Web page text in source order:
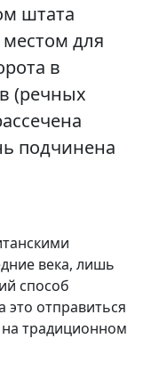
штата
для
в
(речных
подчинена
века, лишь
способ
это отправиться
на традиционном